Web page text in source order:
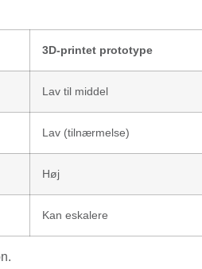
3D-printet prototype
Lav til middel
Lav (tilnærmelse)
Høj
Kan eskalere